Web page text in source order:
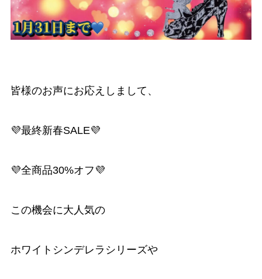
皆様のお声にお応えしまして、
💜最終新春SALE💜
💜全商品30%オフ💜
この機会に大人気の
ホワイトシンデレラシリーズや